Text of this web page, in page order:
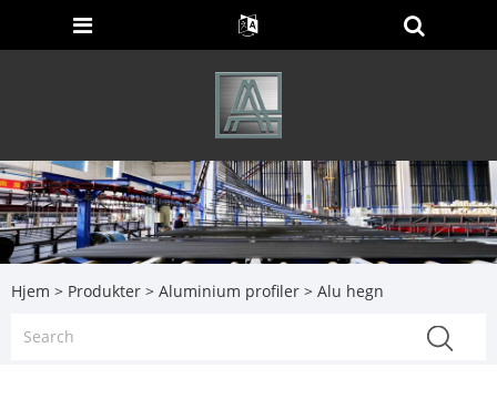
Hjem > Produkter > Aluminium profiler > Alu hegn